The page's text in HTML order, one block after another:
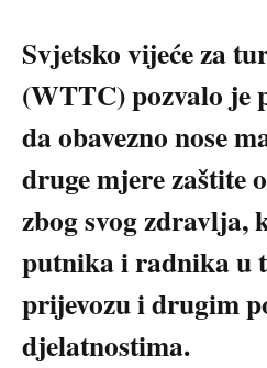
Svjetsko vijeće za
(WTTC) pozvalo je
da obavezno nose
druge mjere zaštite
zbog svog zdravlja,
putnika i radnika u
prijevozu i drugim
djelatnostima.